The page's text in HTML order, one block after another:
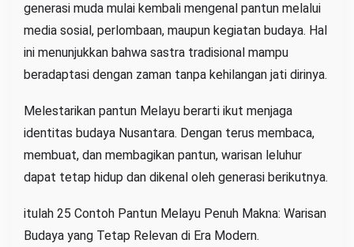
generasi muda mulai kembali mengenal pantun melalui
media sosial, perlombaan, maupun kegiatan budaya. Hal
ini menunjukkan bahwa sastra tradisional mampu
beradaptasi dengan zaman tanpa kehilangan jati dirinya.
Melestarikan pantun Melayu berarti ikut menjaga
identitas budaya Nusantara. Dengan terus membaca,
membuat, dan membagikan pantun, warisan leluhur
dapat tetap hidup dan dikenal oleh generasi berikutnya.
itulah 25 Contoh Pantun Melayu Penuh Makna: Warisan
Budaya yang Tetap Relevan di Era Modern.